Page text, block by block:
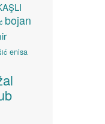
bojan
enisa